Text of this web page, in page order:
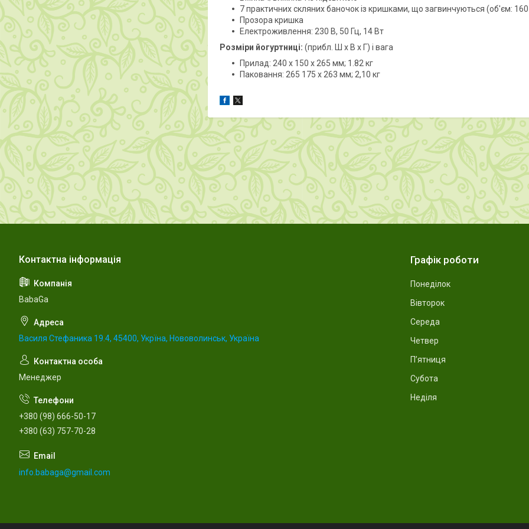
7 практичних скляних баночок із кришками, що загвинчуються (об'єм:
Прозора кришка
Електроживлення: 230 В, 50 Гц, 14 Вт
Розміри йогуртниці: (прибл. Ш x В x Г) і вага
Прилад: 240 x 150 x 265 мм; 1.82 кг
Паковання: 265 175 x 263 мм; 2,10 кг
BabaGa
Василя Стефаника 19.4, 45400, Укрїна, Нововолинськ, Україна
Менеджер
+380 (98) 666-50-17
+380 (63) 757-70-28
info.babaga@gmail.com
Графік роботи
Понеділок
Вівторок
Середа
Четвер
Пʼятниця
Субота
Неділя